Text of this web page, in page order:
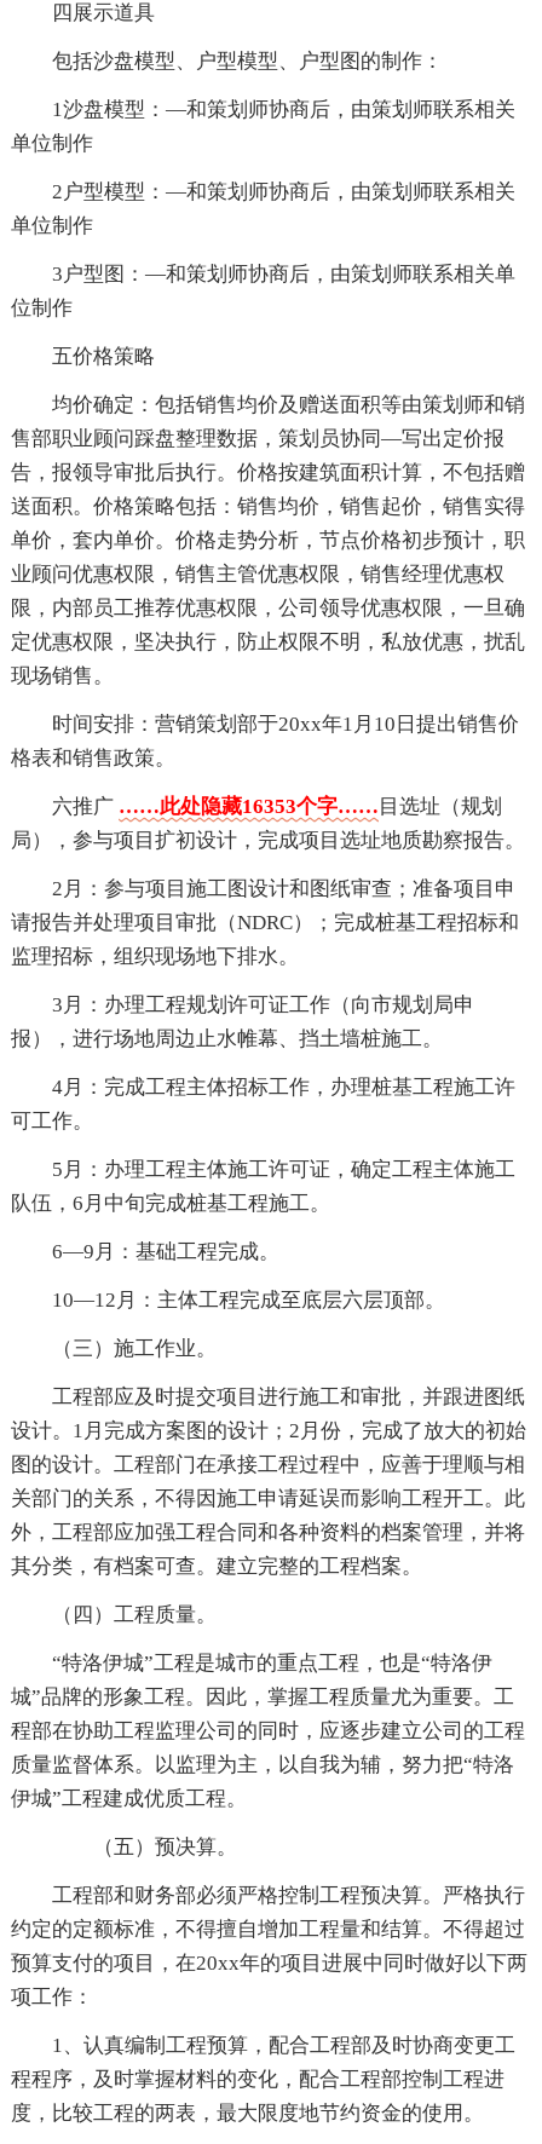
四展示道具
包括沙盘模型、户型模型、户型图的制作：
1沙盘模型：—和策划师协商后，由策划师联系相关
单位制作
2户型模型：—和策划师协商后，由策划师联系相关
单位制作
3户型图：—和策划师协商后，由策划师联系相关单
位制作
五价格策略
均价确定：包括销售均价及赠送面积等由策划师和销
售部职业顾问踩盘整理数据，策划员协同—写出定价报
告，报领导审批后执行。价格按建筑面积计算，不包括赠
送面积。价格策略包括：销售均价，销售起价，销售实得
单价，套内单价。价格走势分析，节点价格初步预计，职
业顾问优惠权限，销售主管优惠权限，销售经理优惠权
限，内部员工推荐优惠权限，公司领导优惠权限，一旦确
定优惠权限，坚决执行，防止权限不明，私放优惠，扰乱
现场销售。
时间安排：营销策划部于20xx年1月10日提出销售价
格表和销售政策。
六推广 ……此处隐藏16353个字…… 目选址（规划
局），参与项目扩初设计，完成项目选址地质勘察报告。
2月：参与项目施工图设计和图纸审查；准备项目申
请报告并处理项目审批（NDRC）；完成桩基工程招标和
监理招标，组织现场地下排水。
3月：办理工程规划许可证工作（向市规划局申
报），进行场地周边止水帷幕、挡土墙桩施工。
4月：完成工程主体招标工作，办理桩基工程施工许
可工作。
5月：办理工程主体施工许可证，确定工程主体施工
队伍，6月中旬完成桩基工程施工。
6—9月：基础工程完成。
10—12月：主体工程完成至底层六层顶部。
（三）施工作业。
工程部应及时提交项目进行施工和审批，并跟进图纸
设计。1月完成方案图的设计；2月份，完成了放大的初始
图的设计。工程部门在承接工程过程中，应善于理顺与相
关部门的关系，不得因施工申请延误而影响工程开工。此
外，工程部应加强工程合同和各种资料的档案管理，并将
其分类，有档案可查。建立完整的工程档案。
（四）工程质量。
“特洛伊城”工程是城市的重点工程，也是“特洛伊
城”品牌的形象工程。因此，掌握工程质量尤为重要。工
程部在协助工程监理公司的同时，应逐步建立公司的工程
质量监督体系。以监理为主，以自我为辅，努力把“特洛
伊城”工程建成优质工程。
（五）预决算。
工程部和财务部必须严格控制工程预决算。严格执行
约定的定额标准，不得擅自增加工程量和结算。不得超过
预算支付的项目，在20xx年的项目进展中同时做好以下两
项工作：
1、认真编制工程预算，配合工程部及时协商变更工
程程序，及时掌握材料的变化，配合工程部控制工程进
度，比较工程的两表，最大限度地节约资金的使用。